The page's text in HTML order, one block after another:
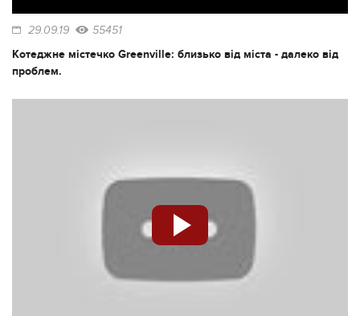
29.09.19 55451
Котеджне містечко Greenville: близько від міста - далеко від
проблем.